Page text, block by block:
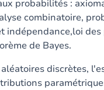
probabilités :
combinatoire,
indépendance,loi
de Bayes.
discrètes,